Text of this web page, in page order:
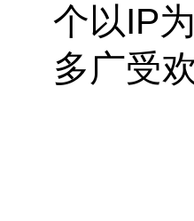
个以IP
多广受